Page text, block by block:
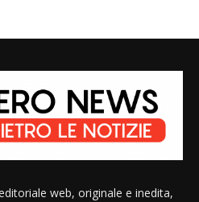
web, originale e inedita,